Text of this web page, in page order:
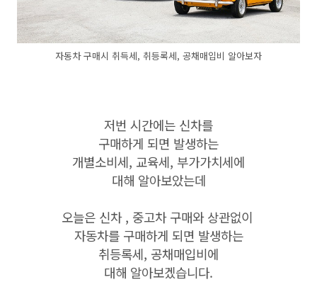
자동차 구매시 취득세, 취등록세, 공채매입비 알아보자
저번 시간에는 신차를
구매하게 되면 발생하는
개별소비세, 교육세, 부가가치세에
대해 알아보았는데
오늘은 신차 , 중고차 구매와 상관없이
자동차를 구매하게 되면 발생하는
취등록세, 공채매입비에
대해 알아보겠습니다.